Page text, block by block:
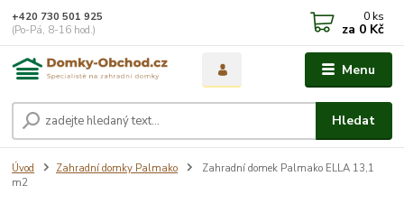
Menu
Hledat
+420 730 501 925
(Po-Pá, 8-16 hod.)
0 ks
za 0 Kč
Úvod Zahradní domky Palmako
Zahradní domek Palmako ELLA 13,1
m2